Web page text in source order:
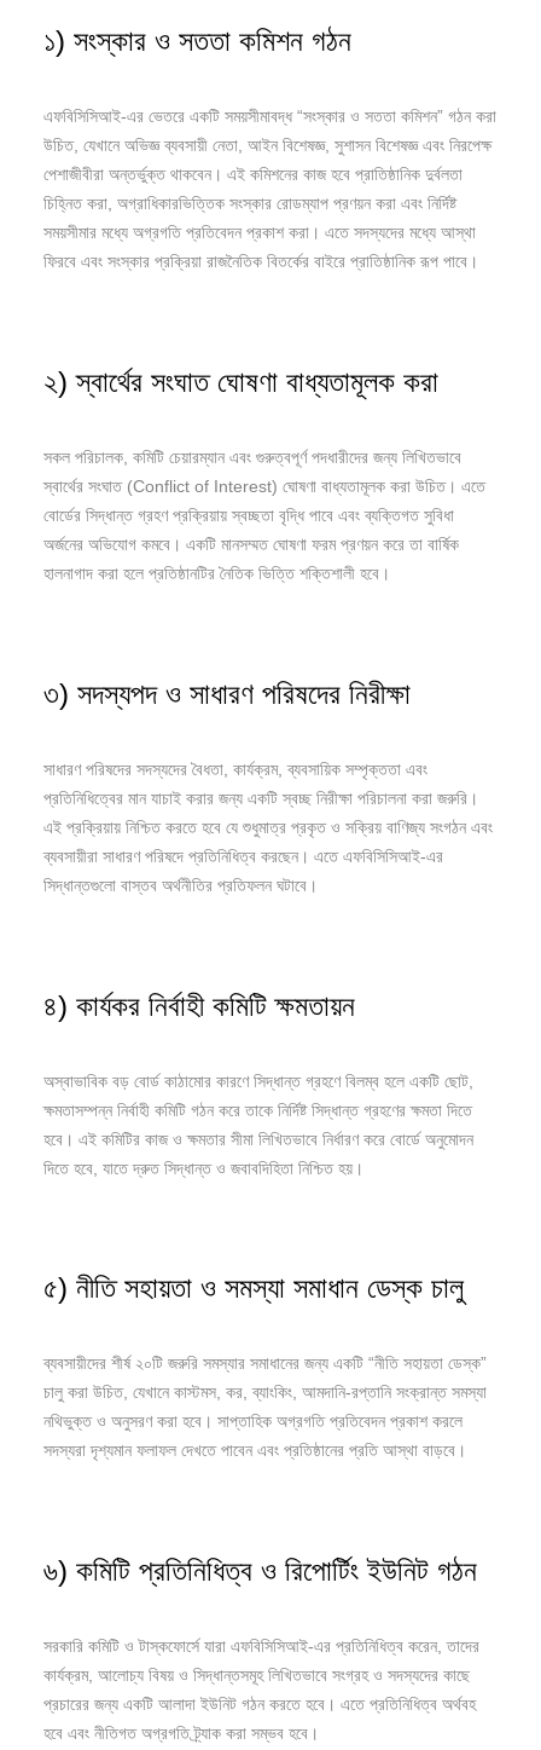
১) সংস্কার ও সততা কমিশন গঠন
এফবিসিসিআই-এর ভেতরে একটি সময়সীমাবদ্ধ “সংস্কার ও সততা কমিশন” গঠন করা
উচিত, যেখানে অভিজ্ঞ ব্যবসায়ী নেতা, আইন বিশেষজ্ঞ, সুশাসন বিশেষজ্ঞ এবং নিরপেক্ষ
পেশাজীবীরা অন্তর্ভুক্ত থাকবেন। এই কমিশনের কাজ হবে প্রাতিষ্ঠানিক দুর্বলতা
চিহ্নিত করা, অগ্রাধিকারভিত্তিক সংস্কার রোডম্যাপ প্রণয়ন করা এবং নির্দিষ্ট
সময়সীমার মধ্যে অগ্রগতি প্রতিবেদন প্রকাশ করা। এতে সদস্যদের মধ্যে আস্থা
ফিরবে এবং সংস্কার প্রক্রিয়া রাজনৈতিক বিতর্কের বাইরে প্রাতিষ্ঠানিক রূপ পাবে।
২) স্বার্থের সংঘাত ঘোষণা বাধ্যতামূলক করা
সকল পরিচালক, কমিটি চেয়ারম্যান এবং গুরুত্বপূর্ণ পদধারীদের জন্য লিখিতভাবে
স্বার্থের সংঘাত (Conflict of Interest) ঘোষণা বাধ্যতামূলক করা উচিত। এতে
বোর্ডের সিদ্ধান্ত গ্রহণ প্রক্রিয়ায় স্বচ্ছতা বৃদ্ধি পাবে এবং ব্যক্তিগত সুবিধা
অর্জনের অভিযোগ কমবে। একটি মানসম্মত ঘোষণা ফরম প্রণয়ন করে তা বার্ষিক
হালনাগাদ করা হলে প্রতিষ্ঠানটির নৈতিক ভিত্তি শক্তিশালী হবে।
৩) সদস্যপদ ও সাধারণ পরিষদের নিরীক্ষা
সাধারণ পরিষদের সদস্যদের বৈধতা, কার্যক্রম, ব্যবসায়িক সম্পৃক্ততা এবং
প্রতিনিধিত্বের মান যাচাই করার জন্য একটি স্বচ্ছ নিরীক্ষা পরিচালনা করা জরুরি।
এই প্রক্রিয়ায় নিশ্চিত করতে হবে যে শুধুমাত্র প্রকৃত ও সক্রিয় বাণিজ্য সংগঠন এবং
ব্যবসায়ীরা সাধারণ পরিষদে প্রতিনিধিত্ব করছেন। এতে এফবিসিসিআই-এর
সিদ্ধান্তগুলো বাস্তব অর্থনীতির প্রতিফলন ঘটাবে।
৪) কার্যকর নির্বাহী কমিটি ক্ষমতায়ন
অস্বাভাবিক বড় বোর্ড কাঠামোর কারণে সিদ্ধান্ত গ্রহণে বিলম্ব হলে একটি ছোট,
ক্ষমতাসম্পন্ন নির্বাহী কমিটি গঠন করে তাকে নির্দিষ্ট সিদ্ধান্ত গ্রহণের ক্ষমতা দিতে
হবে। এই কমিটির কাজ ও ক্ষমতার সীমা লিখিতভাবে নির্ধারণ করে বোর্ডে অনুমোদন
দিতে হবে, যাতে দ্রুত সিদ্ধান্ত ও জবাবদিহিতা নিশ্চিত হয়।
৫) নীতি সহায়তা ও সমস্যা সমাধান ডেস্ক চালু
ব্যবসায়ীদের শীর্ষ ২০টি জরুরি সমস্যার সমাধানের জন্য একটি “নীতি সহায়তা ডেস্ক”
চালু করা উচিত, যেখানে কাস্টমস, কর, ব্যাংকিং, আমদানি-রপ্তানি সংক্রান্ত সমস্যা
নথিভুক্ত ও অনুসরণ করা হবে। সাপ্তাহিক অগ্রগতি প্রতিবেদন প্রকাশ করলে
সদস্যরা দৃশ্যমান ফলাফল দেখতে পাবেন এবং প্রতিষ্ঠানের প্রতি আস্থা বাড়বে।
৬) কমিটি প্রতিনিধিত্ব ও রিপোর্টিং ইউনিট গঠন
সরকারি কমিটি ও টাস্কফোর্সে যারা এফবিসিসিআই-এর প্রতিনিধিত্ব করেন, তাদের
কার্যক্রম, আলোচ্য বিষয় ও সিদ্ধান্তসমূহ লিখিতভাবে সংগ্রহ ও সদস্যদের কাছে
প্রচারের জন্য একটি আলাদা ইউনিট গঠন করতে হবে। এতে প্রতিনিধিত্ব অর্থবহ
হবে এবং নীতিগত অগ্রগতি ট্র্যাক করা সম্ভব হবে।